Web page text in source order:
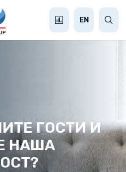
EN
ГОСТИ И
НАША